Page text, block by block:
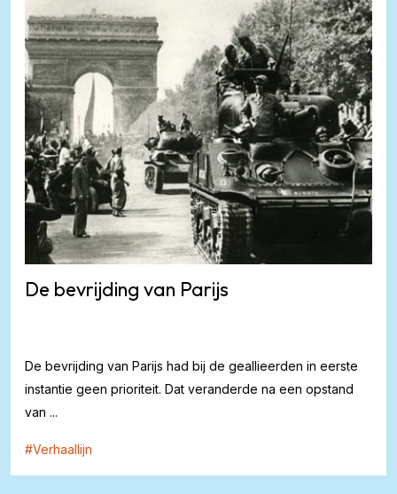
De bevrijding van Parijs
De bevrijding van Parijs had bij de geallieerden in eerste
instantie geen prioriteit. Dat veranderde na een opstand
van ...
#Verhaallijn